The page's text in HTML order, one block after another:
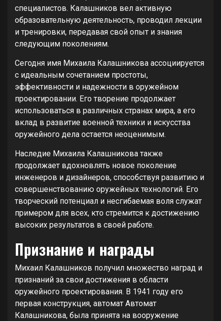
специалистов. Калашников вел активную
образовательную деятельность, проводил лекции
и тренировки, передавая свой опыт и знания
следующим поколениям.
Сегодня имя Михаила Калашникова ассоциируется
с идеальным сочетанием простоты,
эффективности и надежности в оружейном
проектировании. Его творение продолжает
использоваться в различных странах мира, а его
вклад в развитие военной техники и искусства
оружейного дела остается неоценимым.
Наследие Михаила Калашникова также
продолжает вдохновлять новое поколение
инженеров и дизайнеров, способствуя развитию и
совершенствованию оружейных технологий. Его
творческий потенциал и несгибаемая воля служат
примером для всех, кто стремится к достижению
высоких результатов в своей работе.
Признание и награды
Михаил Калашников получил множество наград и
признаний за свои достижения в области
оружейного проектирования. В 1941 году его
первая конструкция, автомат Автомат
Калашникова, была принята на вооружение